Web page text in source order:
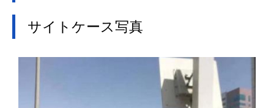
サイトケース写真